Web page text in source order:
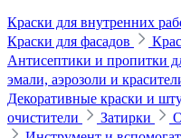
Краски для внутренних
Краски для фасадов
Антисептики и пропитки
эмали, аэрозоли и
Декоративные краски и
очистители
Затирки